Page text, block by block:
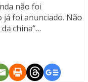
não foi
foi anunciado. Não
china”…